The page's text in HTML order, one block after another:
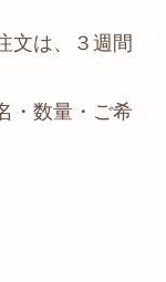
文は、３週間
・数量・ご希